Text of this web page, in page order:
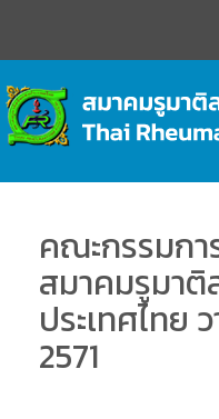
คณะกรรมกา
สมาคมรูมา
ประเทศไทย
2571